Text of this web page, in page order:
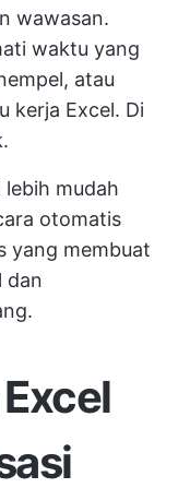
wawasan.
waktu yang
atau
kerja Excel. Di
mudah
otomatis
yang membuat
dan